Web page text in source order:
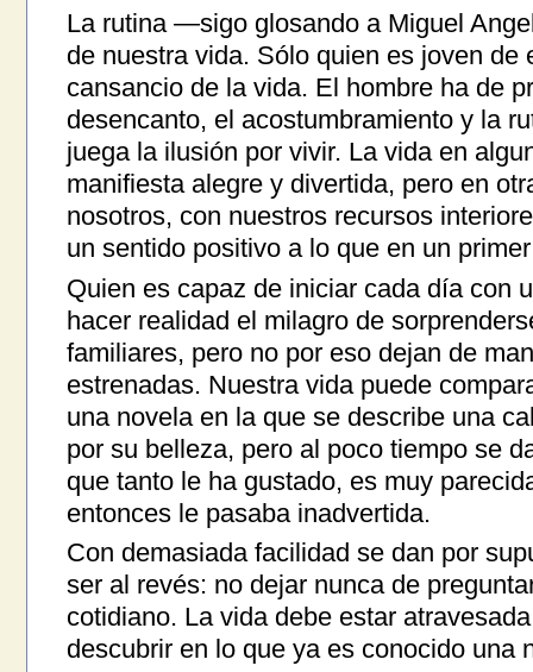
La rutina —sigo glosando a Miguel
de nuestra vida. Sólo quien es joven de
cansancio de la vida. El hombre ha de
desencanto, el acostumbramiento y la
juega la ilusión por vivir. La vida en
manifiesta alegre y divertida, pero en
nosotros, con nuestros recursos
un sentido positivo a lo que en un
Quien es capaz de iniciar cada día con
hacer realidad el milagro de
familiares, pero no por eso dejan de
estrenadas. Nuestra vida puede
una novela en la que se describe una
por su belleza, pero al poco tiempo se
que tanto le ha gustado, es muy
entonces le pasaba inadvertida.
Con demasiada facilidad se dan por
ser al revés: no dejar nunca de
cotidiano. La vida debe estar
descubrir en lo que ya es conocido una